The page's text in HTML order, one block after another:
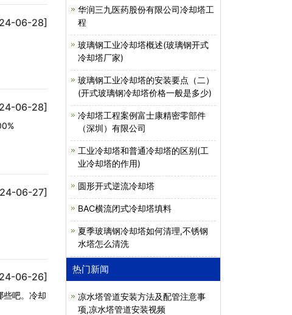
06-28]
06-28]
06-27]
06-26]
些吧。冷却
华润三九医药股份有限公司冷却塔工
程
玻璃钢工业冷却塔概述(玻璃钢开式
冷却塔厂家)
玻璃钢工业冷却塔的安装要点（二）
(开式玻璃钢冷却塔价格一般是多少)
冷却塔工程案例富士康精密零部件
（深圳）有限公司
工业冷却塔和普通冷却塔的区别(工
业冷却塔的作用)
圆形开式逆流冷却塔
BAC横流闭式冷却塔填料
夏季玻璃钢冷却塔如何清理,不锈钢
水塔怎么清洗
热门新闻
凉水塔管道安装方法及配管注意事
项,凉水塔管道安装视频